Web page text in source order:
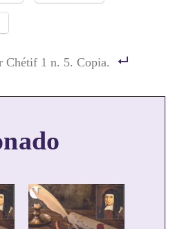
Chétif 1 n. 5. Copia.